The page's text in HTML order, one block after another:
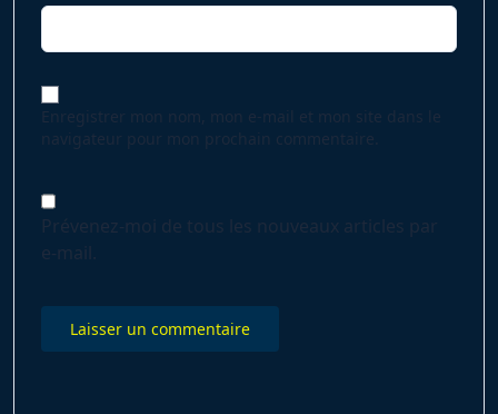
Enregistrer mon nom, mon e-mail et mon site dans le
navigateur pour mon prochain commentaire.
Prévenez-moi de tous les nouveaux articles par
e-mail.